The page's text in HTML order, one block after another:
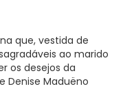
que, vestida de
ao marido
os desejos da
Denise Maduëno